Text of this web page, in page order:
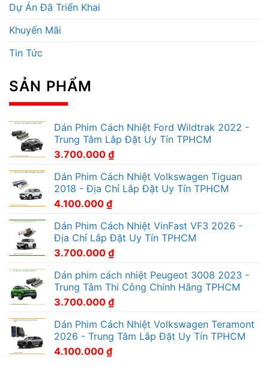
Dự Án Đã Triển Khai
Khuyến Mãi
Tin Tức
SẢN PHẨM
Dán Phim Cách Nhiệt Ford Wildtrak 2022 -
Trung Tâm Lắp Đặt Uy Tín TPHCM
3.700.000 ₫
Dán Phim Cách Nhiệt Volkswagen Tiguan
2018 - Địa Chỉ Lắp Đặt Uy Tín TPHCM
4.100.000 ₫
Dán Phim Cách Nhiệt VinFast VF3 2026 -
Địa Chỉ Lắp Đặt Uy Tín TPHCM
3.700.000 ₫
Dán phim cách nhiệt Peugeot 3008 2023 -
Trung Tâm Thi Công Chính Hãng TPHCM
3.700.000 ₫
Dán Phim Cách Nhiệt Volkswagen Teramont
2026 - Trung Tâm Lắp Đặt Uy Tín TPHCM
4.100.000 ₫